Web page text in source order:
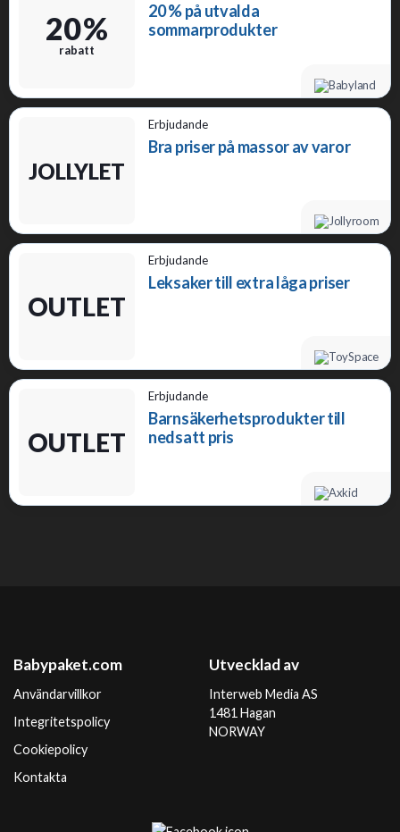
20 %
rabatt
20 % på utvalda
sommarprodukter
JOLLYLET
Erbjudande
Bra priser på massor av varor
OUTLET
Erbjudande
Leksaker till extra låga priser
OUTLET
Erbjudande
Barnsäkerhetsprodukter till
nedsatt pris
Babypaket.com
Användarvillkor
Integritetspolicy
Cookiepolicy
Kontakta
Utvecklad av
Interweb Media AS
1481 Hagan
NORWAY